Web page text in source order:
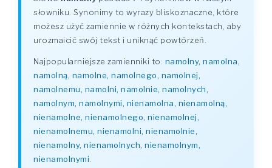
słowniku. Synonimy to wyrazy bliskoznaczne, które
możesz użyć zamiennie w różnych kontekstach, aby
urozmaicić swój tekst i uniknąć powtórzeń.
Najpopularniejsze zamienniki to: namolny, namolna,
namolną, namolne, namolnego, namolnej,
namolnemu, namolni, namolnie, namolnych,
namolnym, namolnymi, nienamolna, nienamolną,
nienamolne, nienamolnego, nienamolnej,
nienamolnemu, nienamolni, nienamolnie,
nienamolny, nienamolnych, nienamolnym,
nienamolnymi